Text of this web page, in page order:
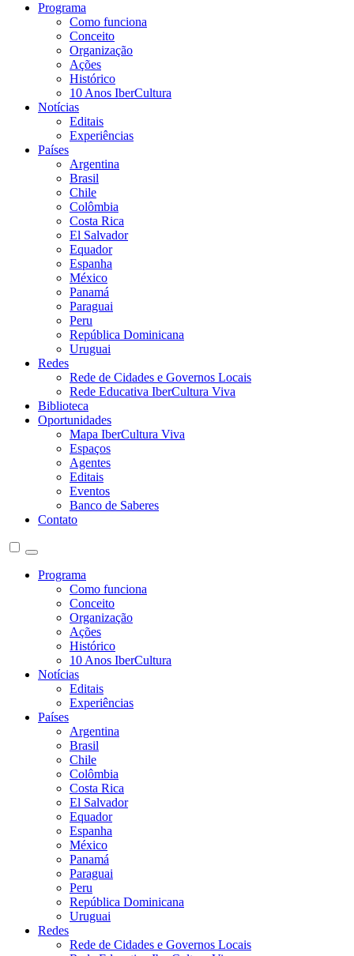
Programa
Como funciona
Conceito
Organização
Ações
Histórico
10 Anos IberCultura
Notícias
Editais
Experiências
Países
Argentina
Brasil
Chile
Colômbia
Costa Rica
El Salvador
Equador
Espanha
México
Panamá
Paraguai
Peru
República Dominicana
Uruguai
Redes
Rede de Cidades e Governos Locais
Rede Educativa IberCultura Viva
Biblioteca
Oportunidades
Mapa IberCultura Viva
Espaços
Agentes
Editais
Eventos
Banco de Saberes
Contato
Programa
Como funciona
Conceito
Organização
Ações
Histórico
10 Anos IberCultura
Notícias
Editais
Experiências
Países
Argentina
Brasil
Chile
Colômbia
Costa Rica
El Salvador
Equador
Espanha
México
Panamá
Paraguai
Peru
República Dominicana
Uruguai
Redes
Rede de Cidades e Governos Locais